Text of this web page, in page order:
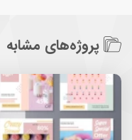
پروژه‌های مشابه